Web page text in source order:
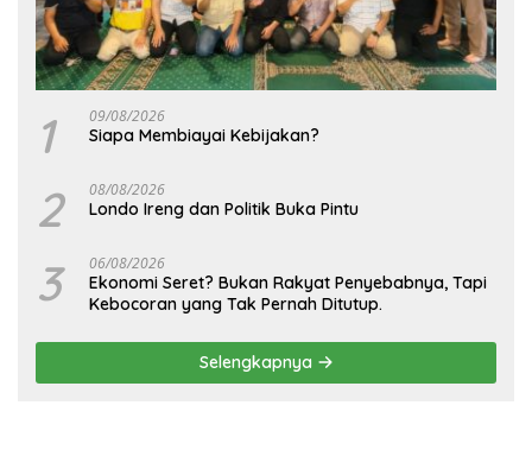
1 09/08/2026
Siapa Membiayai Kebijakan?
2 08/08/2026
Londo Ireng dan Politik Buka Pintu
3 06/08/2026
Ekonomi Seret? Bukan Rakyat Penyebabnya, Tapi
Kebocoran yang Tak Pernah Ditutup.
Selengkapnya